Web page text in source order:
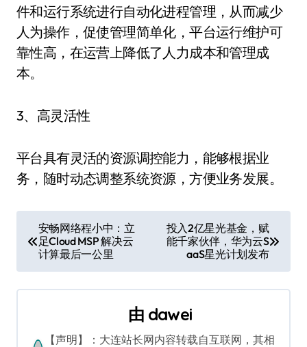
件和运行系统进行自动化进程管理，从而减少
人为操作，促使管理简单化，平台运行维护可
靠性高，在运营上降低了人力成本和管理成
本。
3、高灵活性
平台具有灵活的资源调控能力，能够根据业
务，随时动态调整系统资源，方便业务发展。
章
导
安畅网络程小中：立
足Cloud MSP 解决云
计算最后一公里
投入2亿星光基金，赋
能千家伙伴，华为云S
aaS星光计划发布
由 dawei
【声明】：大连站长网内容转载自互联网，其相